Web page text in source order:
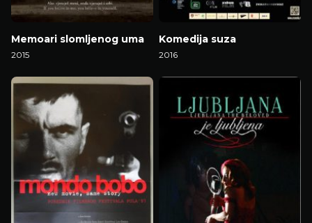
Memoari slomljenog uma
2015
Komedija suza
2016